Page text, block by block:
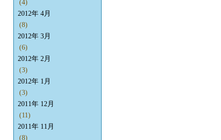
(4)
2012年 4月
(8)
2012年 3月
(6)
2012年 2月
(3)
2012年 1月
(3)
2011年 12月
(11)
2011年 11月
(8)